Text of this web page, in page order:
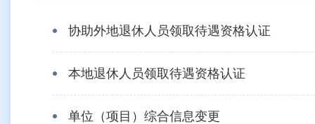
协助外地退休人员领取待遇资格认证
本地退休人员领取待遇资格认证
单位（项目）综合信息变更